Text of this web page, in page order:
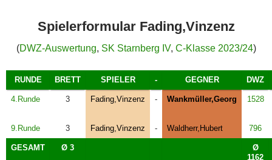
Spielerformular Fading,Vinzenz
(DWZ-Auswertung, SK Starnberg IV, C-Klasse 2023/24)
RUNDE BRETT SPIELER - GEGNER DWZ
4.Runde 3 Fading,Vinzenz - Wankmüller,Georg 1528
9.Runde 3 Fading,Vinzenz - Waldherr,Hubert 796
GESAMT Ø 3
Ø
1162